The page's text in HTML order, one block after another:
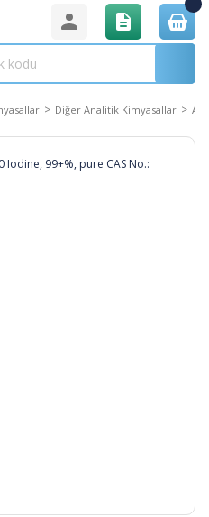
Diğer Analitik Kimyasallar